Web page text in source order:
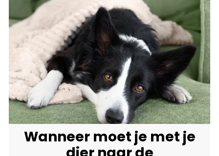
Wanneer moet je met je